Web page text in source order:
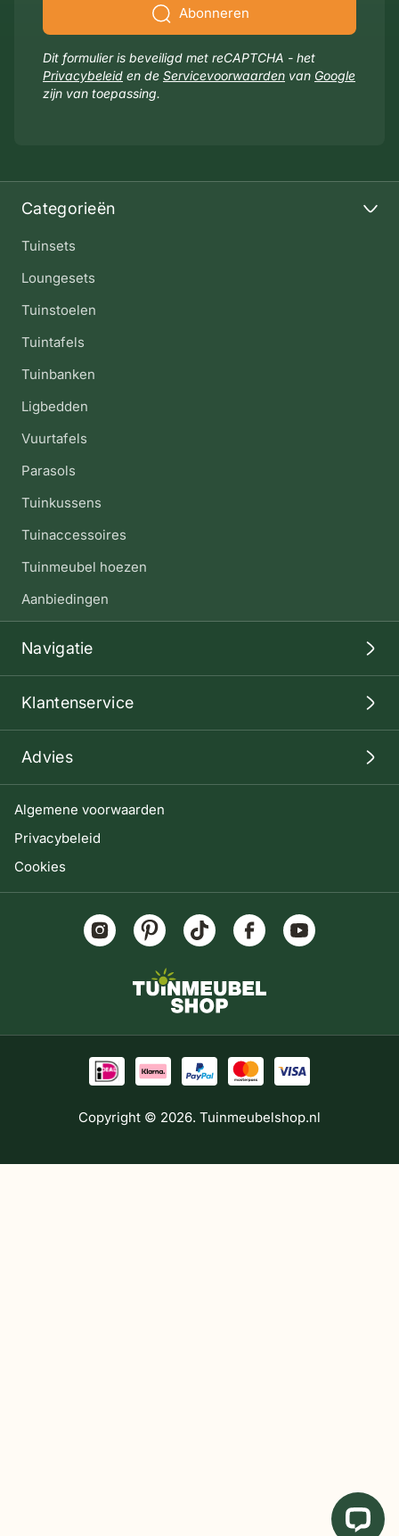
Algemene voorwaarden
Privacybeleid
Cookies
Categorieën
Tuinsets
Loungesets
Tuinstoelen
Tuintafels
Tuinbanken
Ligbedden
Vuurtafels
Parasols
Tuinkussens
Tuinaccessoires
Tuinmeubel hoezen
Aanbiedingen
Navigatie
Klantenservice
Advies
Abonneren
Dit formulier is beveiligd met reCAPTCHA - het
Privacybeleid en de Servicevoorwaarden van Google
zijn van toepassing.
Copyright © 2026. Tuinmeubelshop.nl